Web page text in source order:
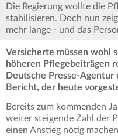
Die Regierung wollte die
stabilisieren. Doch nun
mehr lange - und das
Versicherte müssen wohl
höheren Pflegebeiträgen
Deutsche Presse-
Bericht, der heute
Bereits zum kommenden
weiter steigende Zahl der
einen Anstieg nötig